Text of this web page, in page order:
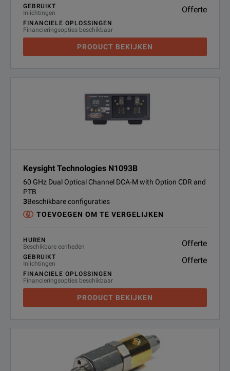
GEBRUIKT
Inlichtingen
Offerte
FINANCIELE OPLOSSINGEN
Financieringsopties beschikbaar
PRODUCT BEKIJKEN
Keysight Technologies N1093B
60 GHz Dual Optical Channel DCA-M with Option CDR and
PTB
3Beschikbare configuraties
TOEVOEGEN OM TE VERGELIJKEN
HUREN
Beschikbare eenheden
Offerte
GEBRUIKT
Inlichtingen
Offerte
FINANCIELE OPLOSSINGEN
Financieringsopties beschikbaar
PRODUCT BEKIJKEN